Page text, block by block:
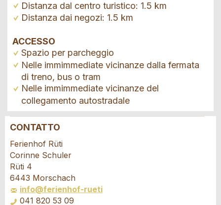
Distanza dal centro turistico: 1.5 km
Distanza dai negozi: 1.5 km
ACCESSO
Spazio per parcheggio
Nelle immimmediate vicinanze dalla fermata
di treno, bus o tram
Nelle immimmediate vicinanze del
collegamento autostradale
Contestare l'annuncio
Il tuo feedback è molto apprezzato!
Feedback generale
Questo annuncio non è più valido
Consigliamo l'annuncio
Raccomando questo annuncio agli amici.
CONTATTO
Ferienhof Rüti
Corinne Schuler
Rüti 4
6443 Morschach
info@ferienhof-rueti
041 820 53 09